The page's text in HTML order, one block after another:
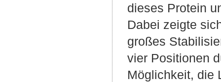
dieses Protein
Dabei zeigte
großes
vier Positionen
Möglichkeit, die